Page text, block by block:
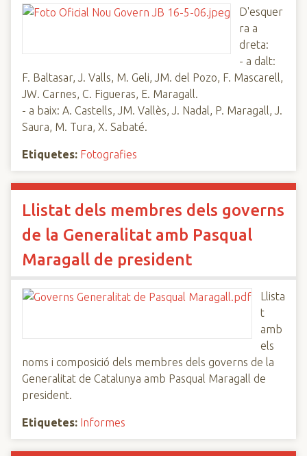
D'esquer
ra a
dreta:
- a dalt:
F. Baltasar, J. Valls, M. Geli, JM. del Pozo, F. Mascarell,
JW. Carnes, C. Figueras, E. Maragall.
- a baix: A. Castells, JM. Vallès, J. Nadal, P. Maragall, J.
Saura, M. Tura, X. Sabaté.
Etiquetes: Fotografies
Llistat dels membres dels governs
de la Generalitat amb Pasqual
Maragall de president
Llista
t
amb
els
noms i composició dels membres dels governs de la
Generalitat de Catalunya amb Pasqual Maragall de
president.
Etiquetes: Informes